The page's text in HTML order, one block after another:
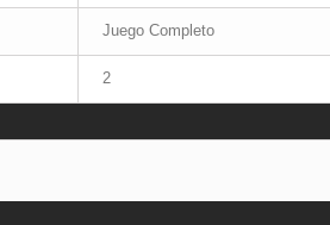
Juego Completo
2